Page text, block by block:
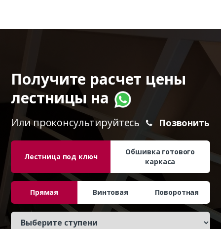
Получите расчет цены
лестницы на
Или проконсультируйтесь Позвонить
Лестница под ключ
Обшивка готового
каркаса
Прямая Винтовая Поворотная